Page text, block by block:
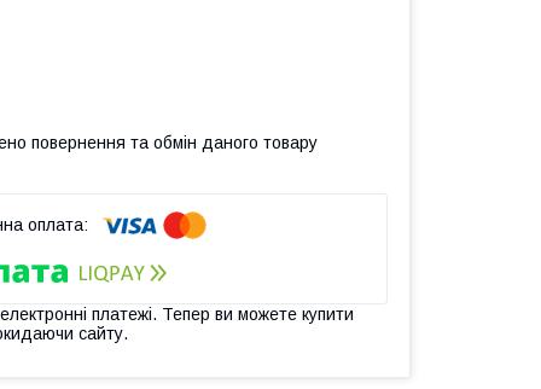
повернення та обмін даного товару
платежі. Тепер ви можете купити
сайту.